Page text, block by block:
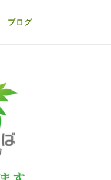
ブログ